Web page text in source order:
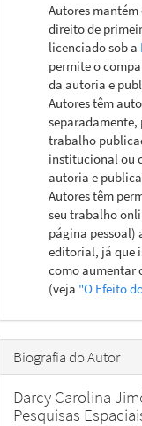
Autores
direito de
licenciado sob a
permite o
da autoria e
Autores têm
trabalho
institucional ou
autoria e
Autores têm
seu trabalho
página pessoal)
editorial, já que
como aumentar
(veja "O Efeito
Biografia do Autor
Darcy Carolina
Pesquisas